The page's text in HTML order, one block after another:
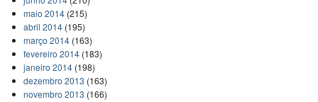
maio 2014(215)
abril 2014(195)
março 2014(163)
fevereiro 2014(183)
janeiro 2014(198)
dezembro 2013 (163)
novembro 2013 (166)